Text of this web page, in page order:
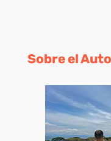
Sobre el